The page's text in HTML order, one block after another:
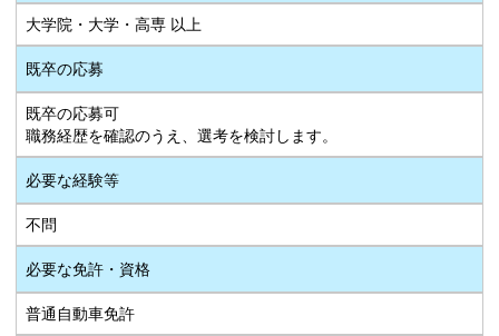
大学院・大学・高専 以上
既卒の応募
既卒の応募可
職務経歴を確認のうえ、選考を検討します。
必要な経験等
不問
必要な免許・資格
普通自動車免許